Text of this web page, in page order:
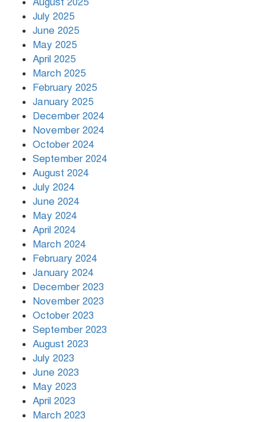
July 2025
June 2025
May 2025
April 2025
March 2025
February 2025
January 2025
December 2024
November 2024
October 2024
September 2024
August 2024
July 2024
June 2024
May 2024
April 2024
March 2024
February 2024
January 2024
December 2023
November 2023
October 2023
September 2023
August 2023
July 2023
June 2023
May 2023
April 2023
March 2023